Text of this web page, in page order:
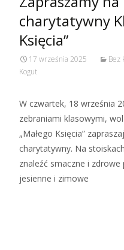
charytatywny
Księcia”
17 września 2025 Bez
Kogut
W czwartek, 18 września
zebraniami klasowymi,
„Małego Księcia”
charytatywny. Na
znaleźć smaczne i
jesienne i zimowe